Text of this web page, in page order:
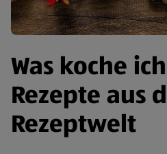
Was koche
Rezepte aus
Rezeptwelt